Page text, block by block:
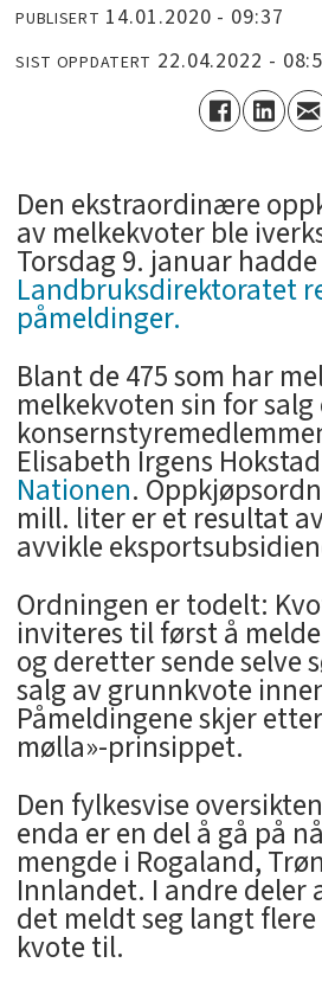
PUBLISERT 14.01.2020 - 09:37
SIST OPPDATERT 22.04.2022 -
Den ekstraordinære
av melkekvoter ble
Torsdag 9. januar hadde
Landbruksdirektoratet
påmeldinger.
Blant de 475 som har
melkekvoten sin for salg
Elisabeth Irgens
Nationen.
mill. liter er et resultat
avvikle
Ordningen er todelt:
inviteres til først å
og deretter sende selve
salg av grunnkvote
Påmeldingene skjer
mølla»-prinsippet.
Den fylkesvise
enda er en del å gå på
mengde i Rogaland,
Innlandet. I andre deler
det meldt seg langt
kvote til.